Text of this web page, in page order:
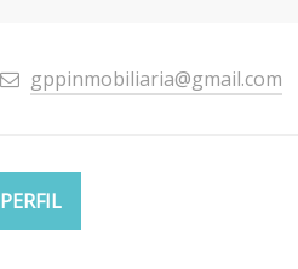
gppinmobiliaria@gmail.com
PERFIL